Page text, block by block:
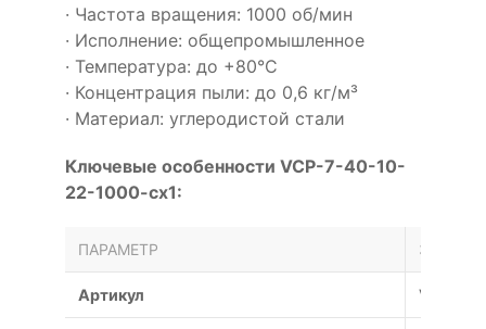
· Частота вращения: 1000 об/мин
· Исполнение: общепромышленное
· Температура: до +80°С
· Концентрация пыли: до 0,6 кг/м³
· Материал: углеродистой стали
Ключевые особенности VCP-7-40-10-
22-1000-cx1:
ПАРАМЕТР
Артикул VCP-7-